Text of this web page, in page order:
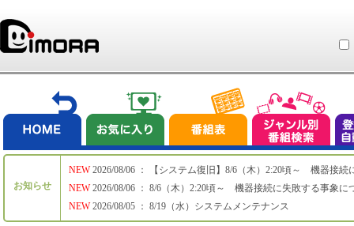
お知らせ
NEW
NEW
NEW
2026/08/06 ： 【システム復旧】8/6（木）2:20頃～ 機器接続
2026/08/06 ： 8/6（木）2:20頃～ 機器接続に失敗する事象に
2026/08/05 ： 8/19（水）システムメンテナンス